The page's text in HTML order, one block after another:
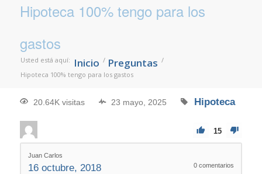
Hipoteca 100% tengo para los
gastos
Usted está aquí: Inicio / Preguntas /
Hipoteca 100% tengo para los gastos
20.64K visitas 23 mayo, 2025 Hipoteca
15
Juan Carlos
16 octubre, 2018 0 comentarios